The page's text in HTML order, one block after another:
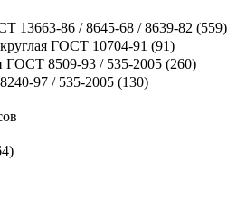
13663-86 / 8645-68 / 8639-82 (559)
ГОСТ 10704-91 (91)
ГОСТ 8509-93 / 535-2005 (260)
97 / 535-2005 (130)
)